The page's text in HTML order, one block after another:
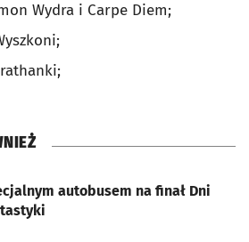
Wydra i Carpe Diem;
autobusem na finał Dni